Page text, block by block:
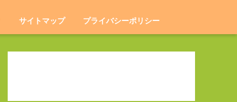
サイトマップ プライバシーポリシー